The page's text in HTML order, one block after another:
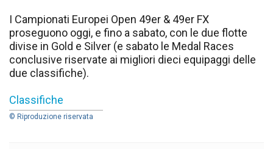
I Campionati Europei Open 49er & 49er FX
proseguono oggi, e fino a sabato, con le due flotte
divise in Gold e Silver (e sabato le Medal Races
conclusive riservate ai migliori dieci equipaggi delle
due classifiche).
Classifiche
© Riproduzione riservata